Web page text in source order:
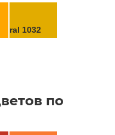
ral 1032
по